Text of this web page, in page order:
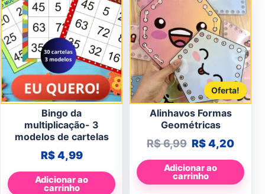
Bingo da
multiplicação- 3
modelos de cartelas
R$4,99
Adicionar ao
carrinho
Oferta!
Alinhavos Formas
Geométricas
R$6,99 O preço
R$4,20O
Adicionar ao
carrinho